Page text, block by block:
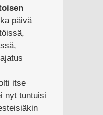
päivä
itse
nyt tuntuisi